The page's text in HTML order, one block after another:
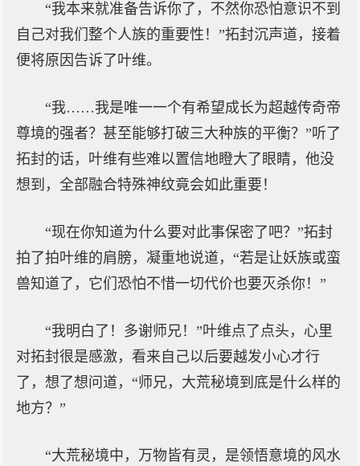
“我本来就准备告诉你了，不然你恐怕意识不到
自己对我们整个人族的重要性！”拓封沉声道，接着
便将原因告诉了叶维。
“我……我是唯一一个有希望成长为超越传奇帝
尊境的强者？甚至能够打破三大种族的平衡？”听了
拓封的话，叶维有些难以置信地瞪大了眼睛，他没
想到，全部融合特殊神纹竟会如此重要！
“现在你知道为什么要对此事保密了吧？”拓封
拍了拍叶维的肩膀，凝重地说道，“若是让妖族或蛮
兽知道了，它们恐怕不惜一切代价也要灭杀你！”
“我明白了！多谢师兄！”叶维点了点头，心里
对拓封很是感激，看来自己以后要越发小心才行
了，想了想问道，“师兄，大荒秘境到底是什么样的
地方？”
“大荒秘境中，万物皆有灵，是领悟意境的风水